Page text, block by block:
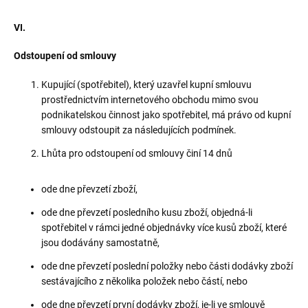
VI.
Odstoupení od smlouvy
Kupující (spotřebitel), který uzavřel kupní smlouvu
prostřednictvím internetového obchodu mimo svou
podnikatelskou činnost jako spotřebitel, má právo od kupní
smlouvy odstoupit za následujících podmínek.
Lhůta pro odstoupení od smlouvy činí 14 dnů
ode dne převzetí zboží,
ode dne převzetí posledního kusu zboží, objedná-li
spotřebitel v rámci jedné objednávky více kusů zboží, které
jsou dodávány samostatně,
ode dne převzetí poslední položky nebo části dodávky zboží
sestávajícího z několika položek nebo částí, nebo
ode dne převzetí první dodávky zboží, je-li ve smlouvě